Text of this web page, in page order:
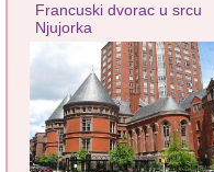
Francuski dvorac u srcu
Njujorka